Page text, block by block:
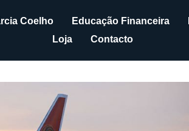
Coelho Educação Financeira
Loja
Contacto